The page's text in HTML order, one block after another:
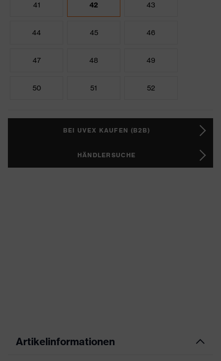
41 42 43
44 45 46
47 48 49
50 51 52
BEI UVEX KAUFEN (B2B)
HÄNDLERSUCHE
Artikelinformationen